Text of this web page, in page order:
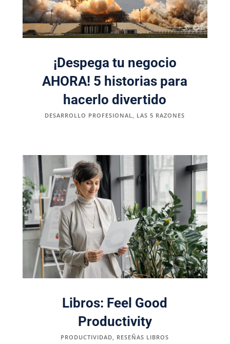
¡Despega tu negocio
AHORA! 5 historias para
hacerlo divertido
DESARROLLO PROFESIONAL LAS 5 RAZONES
Libros: Feel Good
Productivity
PRODUCTIVIDAD RESEÑAS LIBROS